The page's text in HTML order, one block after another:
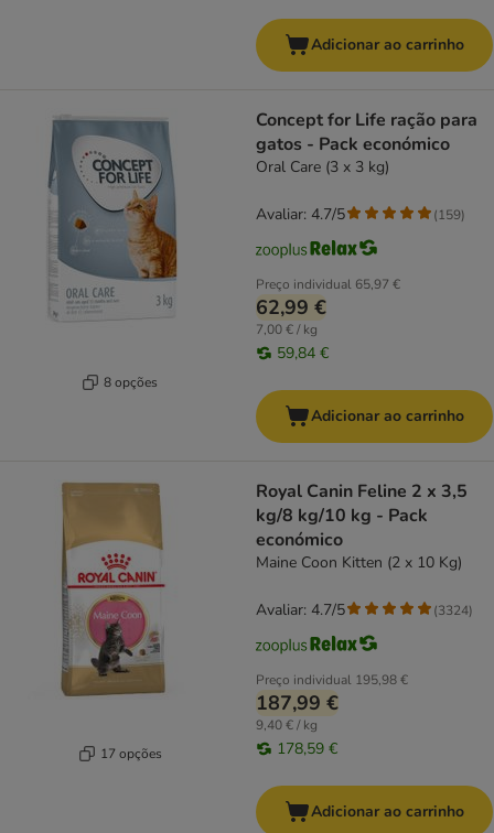
Adicionar ao carrinho
8 opções
Concept for Life ração para
gatos - Pack económico
Oral Care (3 x 3 kg)
Preço individual 65,97 €
62,99 €
7,00 € / kg
59,84 €
Avaliar: 4.7/5 (159)
Adicionar ao carrinho
17 opções
Royal Canin Feline 2 x 3,5
kg/8 kg/10 kg - Pack
económico
Maine Coon Kitten (2 x 10 Kg)
Preço individual 195,98 €
187,99 €
9,40 € / kg
178,59 €
Avaliar: 4.7/5 (3324)
Adicionar ao carrinho